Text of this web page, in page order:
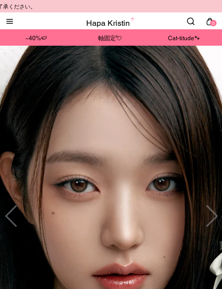
Hapa Kristin 0
~40%🍉 軸固定💘 Cat-titude🐾